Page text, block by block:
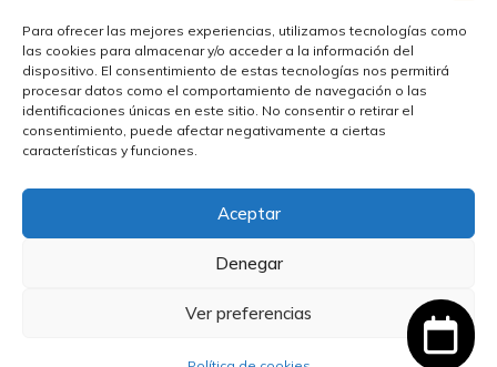
Para ofrecer las mejores experiencias, utilizamos tecnologías como
las cookies para almacenar y/o acceder a la información del
dispositivo. El consentimiento de estas tecnologías nos permitirá
procesar datos como el comportamiento de navegación o las
identificaciones únicas en este sitio. No consentir o retirar el
consentimiento, puede afectar negativamente a ciertas
características y funciones.
Aceptar
Denegar
Ver preferencias
Contacto
Añadir al carrito